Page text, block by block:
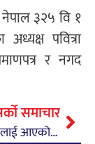
३२५ वि १
पवित्रा
र नगद
समाचार
पत्रकार खनाललाई आएको धम्की प्रति महासंघको ध्यानाकर्षण